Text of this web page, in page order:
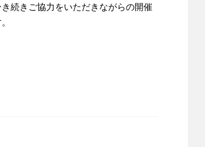
続きご協力をいただきながらの開催